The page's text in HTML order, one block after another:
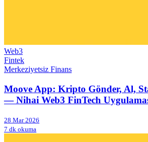
Web3
Fintek
Merkeziyetsiz Finans
Moove App: Kripto Gönder, Al,
— Nihai Web3 FinTech
28 Mar 2026
7 dk okuma